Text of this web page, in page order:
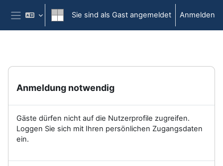
Zum Hauptinhalt
Website-Übersicht
Sie sind als Gast angemeldet Anmelden
Anmeldung notwendig
Gäste dürfen nicht auf die Nutzerprofile zugreifen.
Loggen Sie sich mit Ihren persönlichen Zugangsdaten
ein.